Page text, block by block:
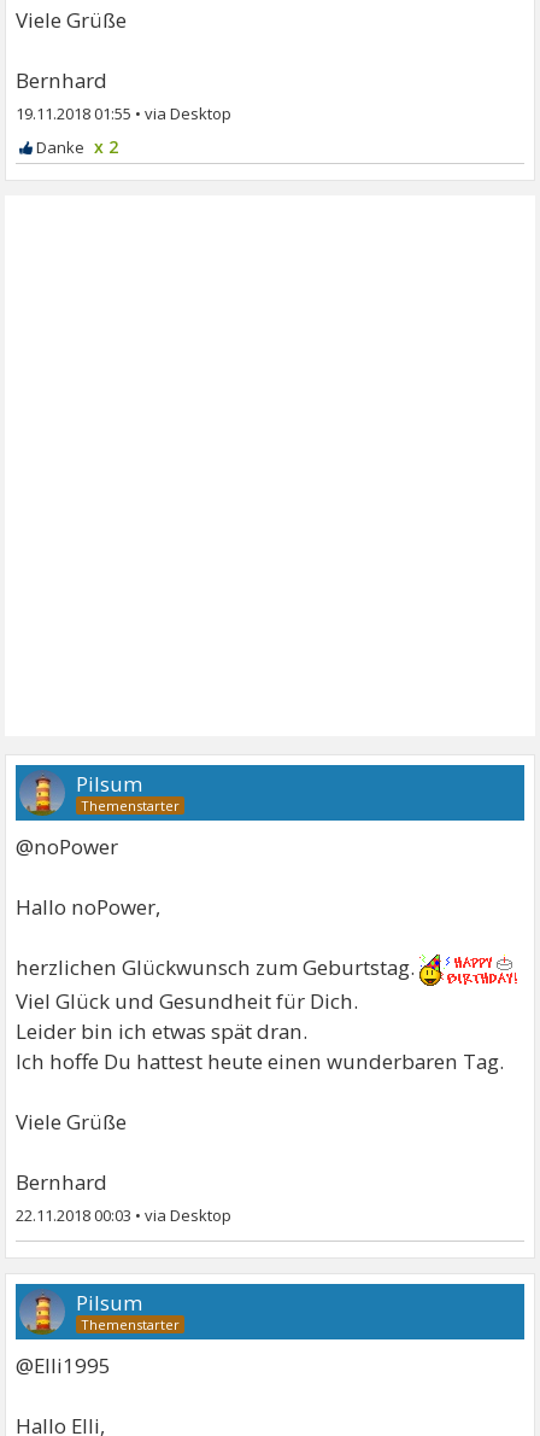
Viele Grüße
Bernhard
19.11.2018 01:55 •
x 2
Pilsum
@noPower
Hallo noPower,
herzlichen Glückwunsch zum Geburtstag.
Viel Glück und Gesundheit für Dich.
Leider bin ich etwas spät dran.
Ich hoffe Du hattest heute einen wunderbaren Tag.
Viele Grüße
Bernhard
22.11.2018 00:03 •
Pilsum
@Elli1995
Hallo Elli,